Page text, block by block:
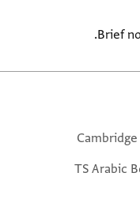
Brief
TS Arabic